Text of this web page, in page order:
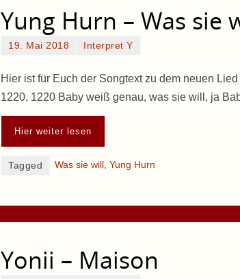
Yung Hurn – Was sie
19. Mai 2018 Interpret Y
Hier ist für Euch der Songtext zu dem neuen
1220, 1220 Baby weiß genau, was sie will, ja
Hier weiter lesen
Tagged Was sie will Yung Hurn
Yonii – Maison